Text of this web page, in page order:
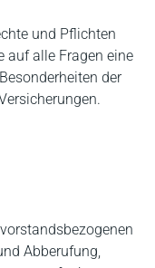
und Pflichten
auf alle Fragen eine
der
Abberufung,